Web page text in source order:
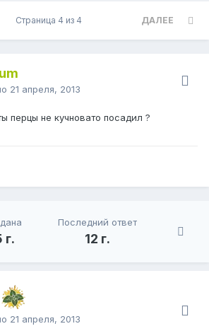
ДАЛЕЕ
Страница 4 из 4
21 апреля, 2013
перцы не кучновато посадил ?
г.
Последний ответ
12 г.
21 апреля, 2013